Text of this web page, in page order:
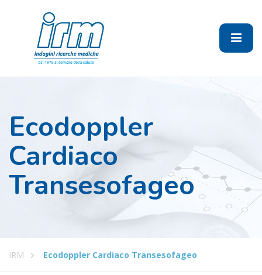
Ecodoppler
Cardiaco
Transesofageo
IRM Ecodoppler Cardiaco Transesofageo